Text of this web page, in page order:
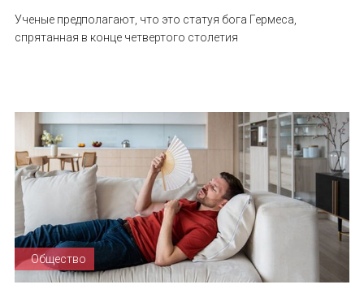
Ученые предполагают, что это статуя бога Гермеса,
спрятанная в конце четвертого столетия
Общество